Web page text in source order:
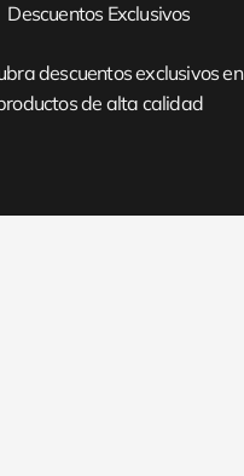
Descuentos Exclusivos
descuentos exclusivos en
de alta calidad